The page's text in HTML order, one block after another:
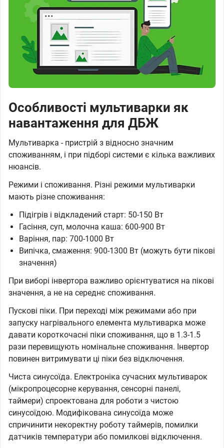
Особливості мультиварки як
навантаження для ДБЖ
Мультиварка - пристрій з відносно значним
споживанням, і при підборі системи є кілька важливих
нюансів.
Режими і споживання. Різні режими мультиварки
мають різне споживання:
Підігрів і відкладений старт: 50-150 Вт
Гасіння, суп, молочна каша: 600-900 Вт
Варіння, пар: 700-1000 Вт
Випічка, смаження: 900-1300 Вт (можуть бути пікові
значення)
При виборі інвертора важливо орієнтуватися на пікові
значення, а не на середнє споживання.
Пускові піки. При переході між режимами або при
запуску нагрівального елемента мультиварка може
давати короткочасні піки споживання, що в 1.3-1.5
рази перевищують номінальне споживання. Інвертор
повинен витримувати ці піки без відключення.
Чиста синусоїда. Електроніка сучасних мультиварок
(мікропроцесорне керування, сенсорні панелі,
таймери) спроектована для роботи з чистою
синусоїдою. Модифікована синусоїда може
спричинити некоректну роботу таймерів, помилки
датчиків температури або помилкові відключення.